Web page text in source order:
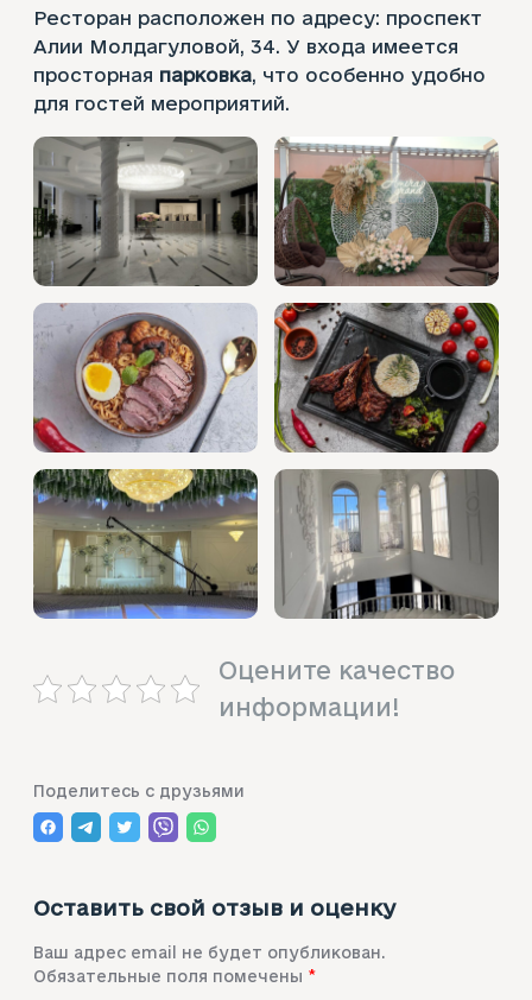
Ресторан расположен по адресу: проспект
Алии Молдагуловой, 34. У входа имеется
просторная парковка, что особенно удобно
для гостей мероприятий.
Оцените качество
информации!
Поделитесь с друзьями
Оставить свой отзыв и оценку
Ваш адрес email не будет опубликован.
Обязательные поля помечены *